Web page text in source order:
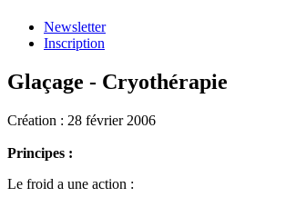
Newsletter
Inscription
Glaçage - Cryothérapie
Création : 28 février 2006
Principes :
Le froid a une action :